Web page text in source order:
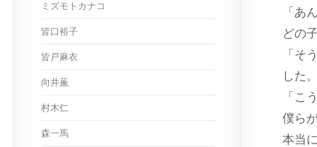
「あ
どの
「そ
した
「こ
僕ら
本当
ミズモトカナコ
皆口裕子
皆戸麻衣
向井薫
村木仁
森一馬